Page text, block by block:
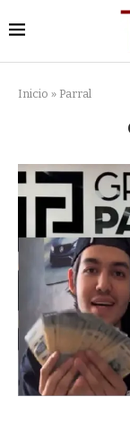
Inicio » Parral